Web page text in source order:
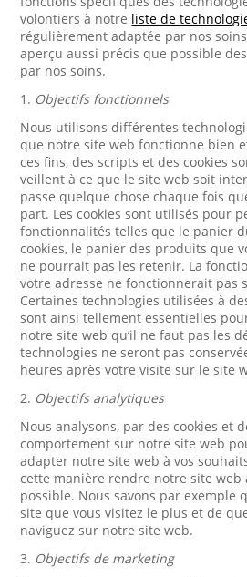
volontiers à notre liste de
régulièrement adaptée par nos
aperçu aussi précis que possible
par nos soins.
1. Objectifs fonctionnels
Nous utilisons différentes
que notre site web fonctionne bien
ces fins, des scripts et des cookies
veillent à ce que le site web soit
passe quelque chose chaque fois
part. Les cookies sont utilisés pour
fonctionnalités telles que le panier
cookies, le panier des produits que
ne pourrait pas les retenir. La
votre adresse ne fonctionnerait pas
Certaines technologies utilisées à
sont ainsi tellement essentielles
notre site web qu’il ne faut pas les
technologies ne seront pas
heures après votre visite sur le site
2. Objectifs analytiques
Nous analysons, par des cookies et
comportement sur notre site web
adapter notre site web à vos
cette manière rendre notre site web
possible. Nous savons par exemple
site que vous visitez le plus et de
naviguez sur notre site web.
3. Objectifs de marketing